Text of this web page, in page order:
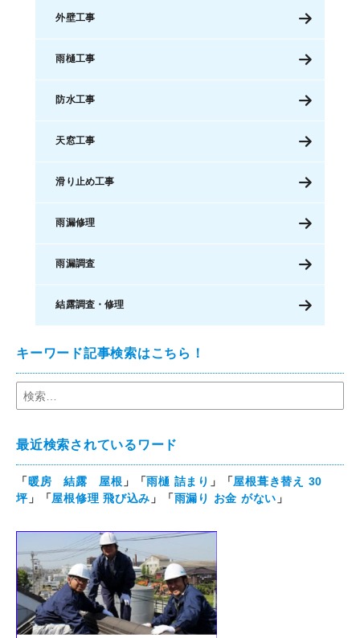
外壁工事
雨樋工事
防水工事
天窓工事
滑り止め工事
雨漏修理
雨漏調査
結露調査・修理
キーワード記事検索はこちら！
最近検索されているワード
「暖房 結露 屋根 」「雨樋 詰まり 」「屋根葺き替え 30
坪」「屋根修理 飛び込み 」「雨漏り お金 がない 」